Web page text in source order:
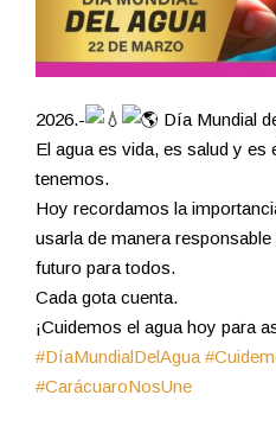
2026.-
Día Mundial
El agua es vida, es salud y
tenemos.
Hoy recordamos la
usarla de manera
futuro para todos.
Cada gota cuenta.
¡Cuidemos el agua hoy para
#DíaMundialDelAgua
#CarácuaroNosUne